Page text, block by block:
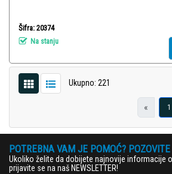
Šifra: 20374
Na stanju
Ukupno: 221
« 1
POTREBNA VAM JE POMOĆ?
Ukoliko želite da dobijete najnovije informacije
prijavite se na naš NEWSLETTER!